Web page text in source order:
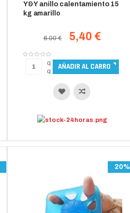
Y&Y anillo calentamiento 15
kg amarillo
6.00 € 5,40 €
20%